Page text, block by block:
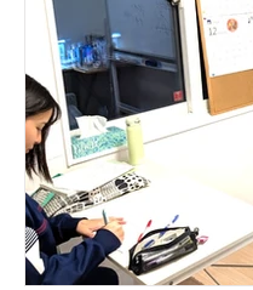
夏期講習 秋期講習